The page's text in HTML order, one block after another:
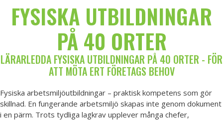
FYSISKA UTBILDNINGAR
PÅ 40 ORTER
LÄRARLEDDA FYSISKA UTBILDNINGAR PÅ 40 ORTER - FÖR
ATT MÖTA ERT FÖRETAGS BEHOV
Fysiska arbetsmiljöutbildningar – praktisk kompetens som gör
skillnad. En fungerande arbetsmiljö skapas inte genom dokument
i en pärm. Trots tydliga lagkrav upplever många chefer,